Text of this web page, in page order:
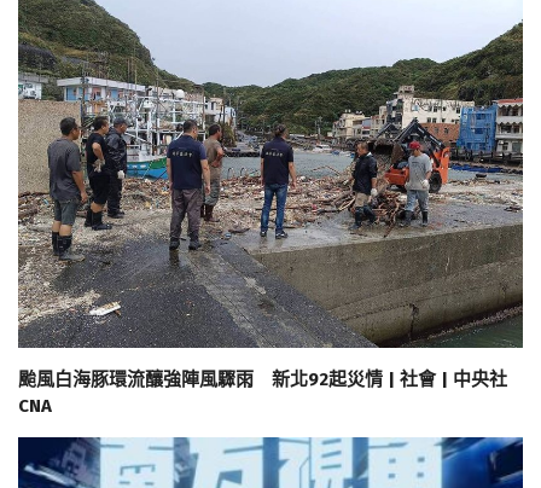
颱風白海豚環流釀強陣風驟雨 新北92起災情 | 社會 | 中央社
CNA